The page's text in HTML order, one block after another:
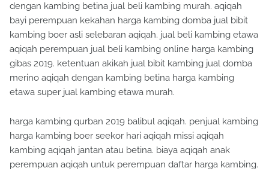
dengan kambing betina jual beli kambing murah. aqiqah
bayi perempuan kekahan harga kambing domba jual bibit
kambing boer asli selebaran aqiqah. jual beli kambing etawa
aqiqah perempuan jual beli kambing online harga kambing
gibas 2019. ketentuan akikah jual bibit kambing jual domba
merino aqiqah dengan kambing betina harga kambing
etawa super jual kambing etawa murah.
harga kambing qurban 2019 balibul aqiqah. penjual kambing
harga kambing boer seekor hari aqiqah missi aqiqah
kambing aqiqah jantan atau betina. biaya aqiqah anak
perempuan aqiqah untuk perempuan daftar harga kambing.